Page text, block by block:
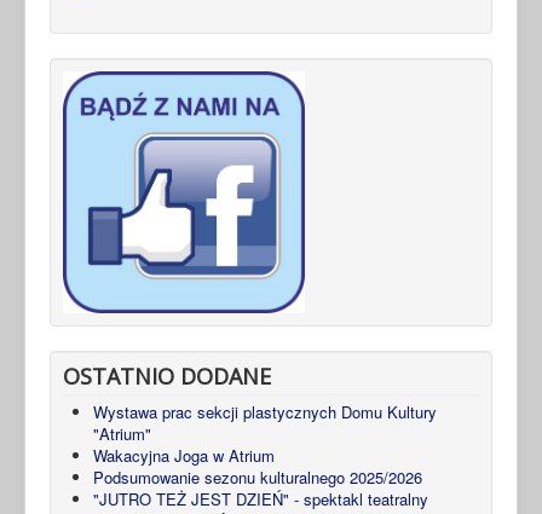
OSTATNIO DODANE
Wystawa prac sekcji plastycznych Domu Kultury
"Atrium"
Wakacyjna Joga w Atrium
Podsumowanie sezonu kulturalnego 2025/2026
"JUTRO TEŻ JEST DZIEŃ" - spektakl teatralny